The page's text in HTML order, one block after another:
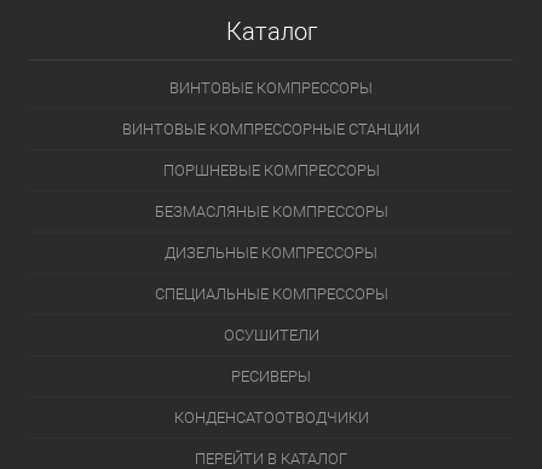
Каталог
ВИНТОВЫЕ КОМПРЕССОРЫ
ВИНТОВЫЕ КОМПРЕССОРНЫЕ СТАНЦИИ
ПОРШНЕВЫЕ КОМПРЕССОРЫ
БЕЗМАСЛЯНЫЕ КОМПРЕССОРЫ
ДИЗЕЛЬНЫЕ КОМПРЕССОРЫ
СПЕЦИАЛЬНЫЕ КОМПРЕССОРЫ
ОСУШИТЕЛИ
РЕСИВЕРЫ
КОНДЕНСАТООТВОДЧИКИ
ПЕРЕЙТИ В КАТАЛОГ